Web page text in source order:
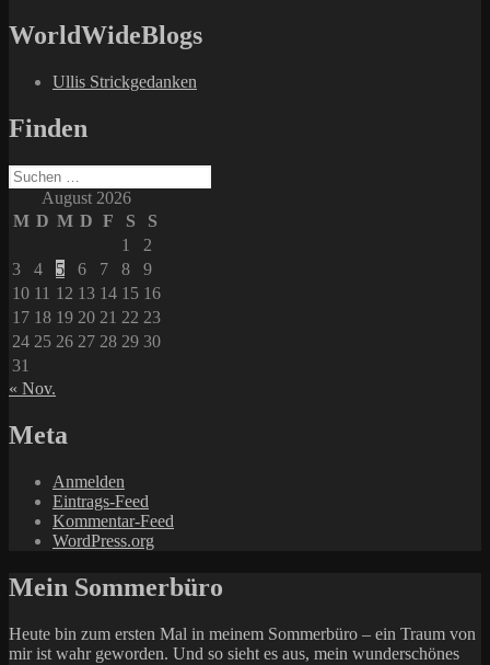
WorldWideBlogs
Ullis Strickgedanken
Finden
Suchen
nach:August 2026
M D M D F S
S
1
2
3
4 5 6 7 8
9
10 11 12 13 14 15 16
17 18 19 20 21 22 23
24 25 26 27 28 29 30
31
« Nov.
Meta
Anmelden
Eintrags-Feed
Kommentar-Feed
WordPress.org
Mein Sommerbüro
Heute bin zum ersten Mal in meinem Sommerbüro – ein Traum von
mir ist wahr geworden. Und so sieht es aus, mein wunderschönes